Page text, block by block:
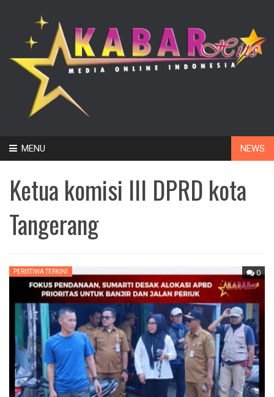
MENU NEWS
Ketua komisi III DPRD kota
Tangerang
0
PERISTIWA TERKINI